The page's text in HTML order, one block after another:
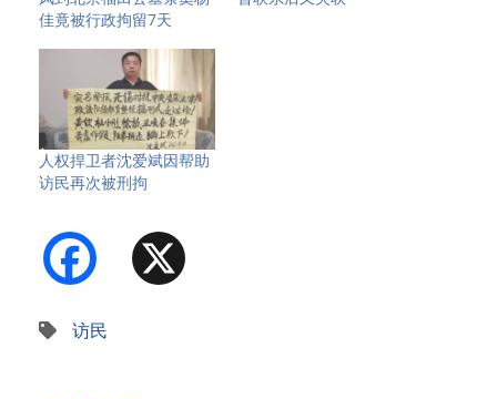
佳竟被行政拘留7天
人权捍卫者沈爱斌因帮助
访民再次被刑拘
Facebook
访民